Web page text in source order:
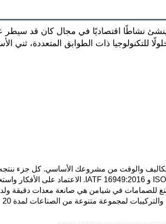
- ليو ليتشينغ أن ينشئ نشاطًا اقتصاديًا في مجال كان
للتكنولوجيا ذات الطوابق المتعددة، ثني